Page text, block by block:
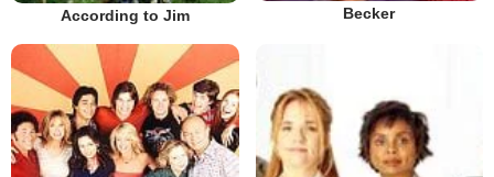
According to Jim Becker